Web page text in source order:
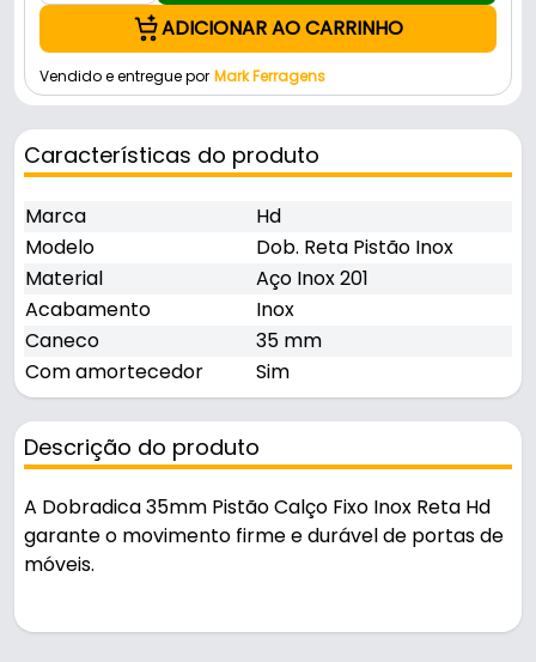
ADICIONAR AO CARRINHO
Vendido e entregue por Mark Ferragens
Características do produto
Marca
Hd
Modelo
Dob. Reta Pistão Inox
Material
Aço Inox 201
Acabamento
Inox
Caneco
35 mm
Com amortecedor
Sim
Descrição do produto
A Dobradica 35mm Pistão Calço Fixo Inox Reta Hd
garante o movimento firme e durável de portas de
móveis.